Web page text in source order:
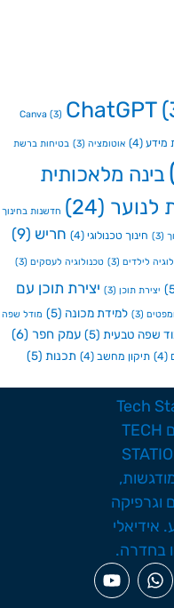
Canva(3)
(4) אוטומציה(3) בטיחות ברשת
מלאכותית
(24) חדשנות בחינוך
חינוך טכנולוגי(4) חריש(9)
(3) טכנולוגיה לעסקים(3)
תוכן(3)
יצירת תוכן עם
(3) למידת מכונה(5) מודל שפה
טבעית(5) עמק חפר (6)
תיקון מחשב(4) תכנות(5)